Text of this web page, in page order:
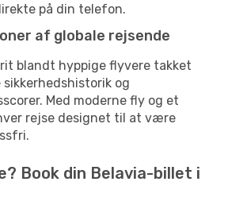
på din telefon.
af globale rejsende
blandt hyppige flyvere takket
og
Med moderne fly og et
rejse designet til at være
Book din Belavia-billet i